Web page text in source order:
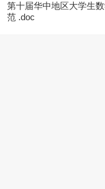
第十届华中地区大学生
范 .doc